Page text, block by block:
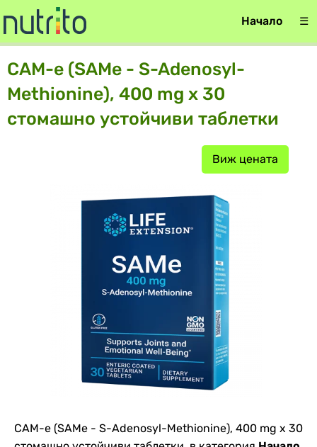
Начало ☰
САМ-е (SAMe - S-Adenosyl-
Methionine), 400 mg х 30
стомашно устойчиви таблетки
Виж цената
САМ-е (SAMe - S-Adenosyl-Methionine), 400 mg х 30